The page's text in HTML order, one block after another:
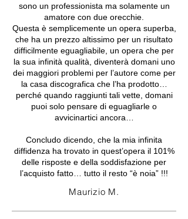
sono un professionista ma solamente un
amatore con due orecchie.
Questa è semplicemente un opera superba,
che ha un prezzo altissimo per un risultato
difficilmente eguagliabile, un opera che per
la sua infinità qualità, diventerà domani uno
dei maggiori problemi per l’autore come per
la casa discografica che l’ha prodotto…
perché quando raggiunti tali vette, domani
puoi solo pensare di eguagliarle o
avvicinartici ancora…
Concludo dicendo, che la mia infinita
diffidenza ha trovato in quest’opera il 101%
delle risposte e della soddisfazione per
l’acquisto fatto… tutto il resto “è noia” !!!
Maurizio M.